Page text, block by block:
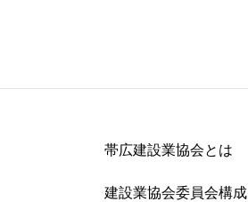
帯広建設業協会とは
建設業協会委員会構成